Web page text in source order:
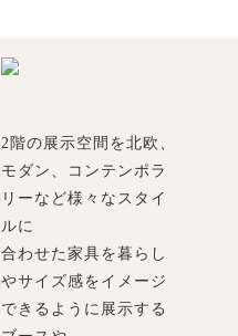
2階の展示空間を北欧、
モダン、コンテンポラ
リーなど様々なスタイ
ルに
合わせた家具を暮らし
やサイズ感をイメージ
できるように展示する